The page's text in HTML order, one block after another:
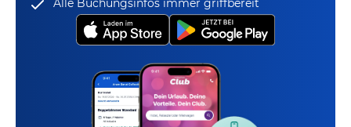
Alle Buchungsinfos immer griffbereit